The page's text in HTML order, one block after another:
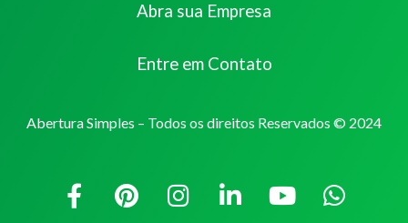
Abra sua Empresa
Entre em Contato
Abertura Simples – Todos os direitos Reservados © 2024